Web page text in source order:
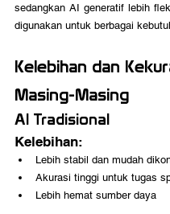
sedangkan AI generatif lebih
digunakan untuk berbagai
Kelebihan dan
Masing-Masing
AI Tradisional
Kelebihan:
Lebih stabil dan mudah
Akurasi tinggi untuk tugas
Lebih hemat sumber daya